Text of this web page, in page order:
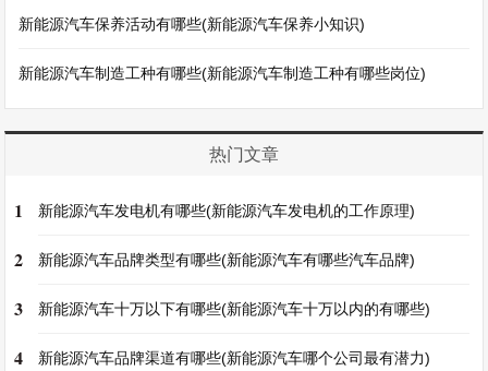
新能源汽车保养活动有哪些(新能源汽车保养小知识)
新能源汽车制造工种有哪些(新能源汽车制造工种有哪些岗位)
热门文章
1 新能源汽车发电机有哪些(新能源汽车发电机的工作原理)
2 新能源汽车品牌类型有哪些(新能源汽车有哪些汽车品牌)
3 新能源汽车十万以下有哪些(新能源汽车十万以内的有哪些)
4 新能源汽车品牌渠道有哪些(新能源汽车哪个公司最有潜力)